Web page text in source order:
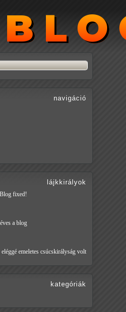
navigáció
lájkkirályok
fixed!
a blog
emeletes csúcskirályság volt
kategóriák